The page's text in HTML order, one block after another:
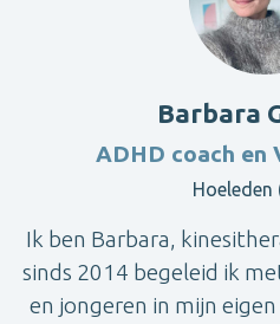
Barbara
ADHD coach en
Hoeleden
Ik ben Barbara,
sinds 2014 begeleid ik
en jongeren in mijn